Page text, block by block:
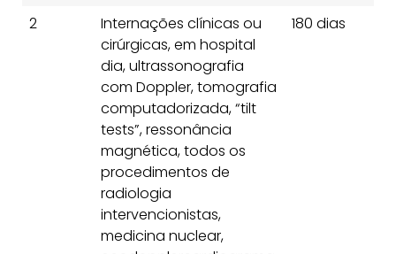
2
Internações clínicas ou
cirúrgicas, em hospital
dia, ultrassonografia
com Doppler, tomografia
computadorizada, “tilt
tests”, ressonância
magnética, todos os
procedimentos de
radiologia
intervencionistas,
medicina nuclear,
180 dias